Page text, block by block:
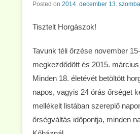
Posted on 2014. december 13.
Tisztelt Horgászok!
Tavunk téli őrzése november
megkezdődött és 2015.
Minden 18. életévét betöltött
napos, vagyis 24 órás őrséget
mellékelt listában szereplő
őrségváltás időpontja, minden